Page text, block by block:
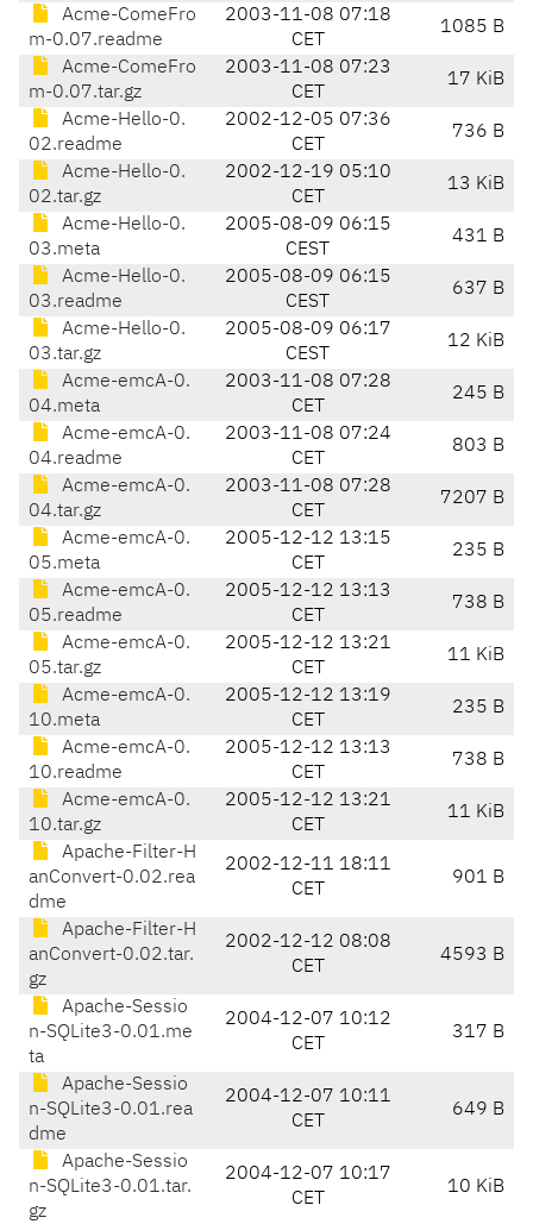
Acme-ComeFro
m-0.07.readme
2003-11-08 07:18
CET
1085 B
Acme-ComeFro
m-0.07.tar.gz
2003-11-08 07:23
CET
17 KiB
Acme-Hello-0.
02.readme
2002-12-05 07:36
CET
736 B
Acme-Hello-0.
02.tar.gz
2002-12-19 05:10
CET
13 KiB
Acme-Hello-0.
03.meta
2005-08-09 06:15
CEST
431 B
Acme-Hello-0.
03.readme
2005-08-09 06:15
CEST
637 B
Acme-Hello-0.
03.tar.gz
2005-08-09 06:17
CEST
12 KiB
Acme-emcA-0.
04.meta
2003-11-08 07:28
CET
245 B
Acme-emcA-0.
04.readme
2003-11-08 07:24
CET
803 B
Acme-emcA-0.
04.tar.gz
2003-11-08 07:28
CET
7207 B
Acme-emcA-0.
05.meta
2005-12-12 13:15
CET
235 B
Acme-emcA-0.
05.readme
2005-12-12 13:13
CET
738 B
Acme-emcA-0.
05.tar.gz
2005-12-12 13:21
CET
11 KiB
Acme-emcA-0.
10.meta
2005-12-12 13:19
CET
235 B
Acme-emcA-0.
10.readme
2005-12-12 13:13
CET
738 B
Acme-emcA-0.
10.tar.gz
2005-12-12 13:21
CET
11 KiB
Apache-Filter-H
anConvert-0.02.rea
dme
2002-12-11 18:11
CET
901 B
Apache-Filter-H
anConvert-0.02.tar.
gz
2002-12-12 08:08
CET
4593 B
Apache-Sessio
n-SQLite3-0.01.me
ta
2004-12-07 10:12
CET
317 B
Apache-Sessio
n-SQLite3-0.01.rea
dme
2004-12-07 10:11
CET
649 B
Apache-Sessio
n-SQLite3-0.01.tar.
gz
2004-12-07 10:17
CET
10 KiB